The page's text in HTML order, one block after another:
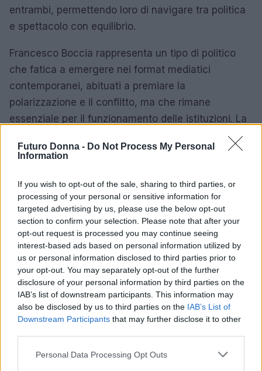
Futuro Donna - Do Not Process My Personal
Information
If you wish to opt-out of the sale, sharing to third parties, or
processing of your personal or sensitive information for
targeted advertising by us, please use the below opt-out
section to confirm your selection. Please note that after your
opt-out request is processed you may continue seeing
interest-based ads based on personal information utilized by
us or personal information disclosed to third parties prior to
your opt-out. You may separately opt-out of the further
disclosure of your personal information by third parties on the
IAB’s list of downstream participants. This information may
also be disclosed by us to third parties on the IAB’s List of
Downstream Participants that may further disclose it to other
Please note that this website/app uses one or more Google
Personal Data Processing Opt Outs
entrambi, permettendo loro di navigare tra politica
e spettacolo con equilibrio.
Francesco Boccia rappresenta un tipo di politico
che fatica a emergere nei format mediatici
contemporanei, abituati a premiare la
polarizzazione e il conflitto, ma che rimane
essenziale per il funzionamento delle istituzioni. La
sua figura risulta interessante da analizzare proprio
per questa ragione: è un esempio di come la
intrinseci nella politica.
AUTORE
Camilla Fiore
Camilla Fiore, da Verona, annotò la prima
review dopo aver testato un siero durante la
Fiera della Cosmesi: quell’articolo cambiò la
linea editoriale dedicata alla prova prodotto.
Propone rubriche con taglio rigoroso e porta
in redazione la precisione di chi colleziona
vecchi campionari.